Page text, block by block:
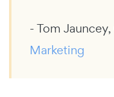
- Tom
Marketing